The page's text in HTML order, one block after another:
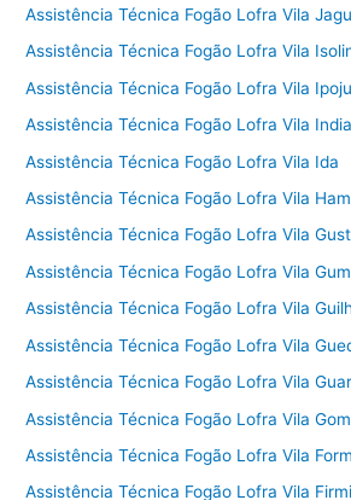
Assistência Técnica Fogão Lofra Vila
Assistência Técnica Fogão Lofra Vila
Assistência Técnica Fogão Lofra Vila
Assistência Técnica Fogão Lofra Vila
Assistência Técnica Fogão Lofra Vila Ida
Assistência Técnica Fogão Lofra Vila
Assistência Técnica Fogão Lofra Vila
Assistência Técnica Fogão Lofra Vila
Assistência Técnica Fogão Lofra Vila
Assistência Técnica Fogão Lofra Vila
Assistência Técnica Fogão Lofra Vila
Assistência Técnica Fogão Lofra Vila
Assistência Técnica Fogão Lofra Vila
Assistência Técnica Fogão Lofra Vila